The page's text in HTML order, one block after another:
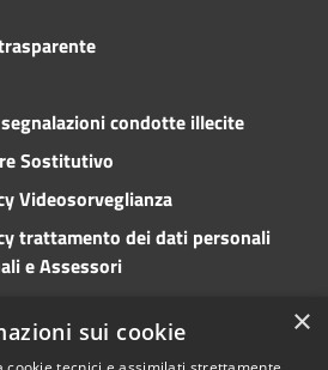
condotte illecite
Sostitutivo
Videosorveglianza
trattamento dei dati personali
e Assessori
×
sui cookie